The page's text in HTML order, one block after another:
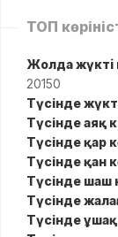
ТОП
Жолда жүктi
20150
Түсінде
Түсінде аяқ
Түсінде қар
Түсінде қан
Түсінде шаш
Түсінде
Түсінде ұшақ